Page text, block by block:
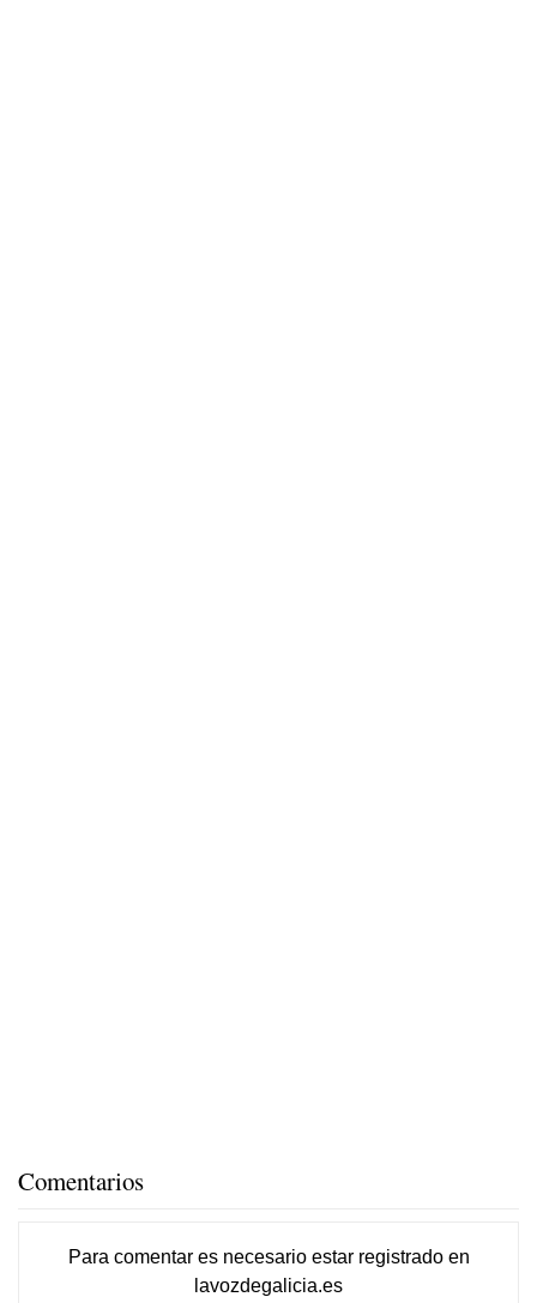
Comentarios
Para comentar es necesario estar registradoen
lavozdegalicia.es